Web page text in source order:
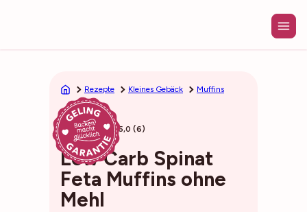
Rezepte Kleines Gebäck Muffins
36min 5,0 (6)
Low Carb Spinat
Feta Muffins ohne
Mehl